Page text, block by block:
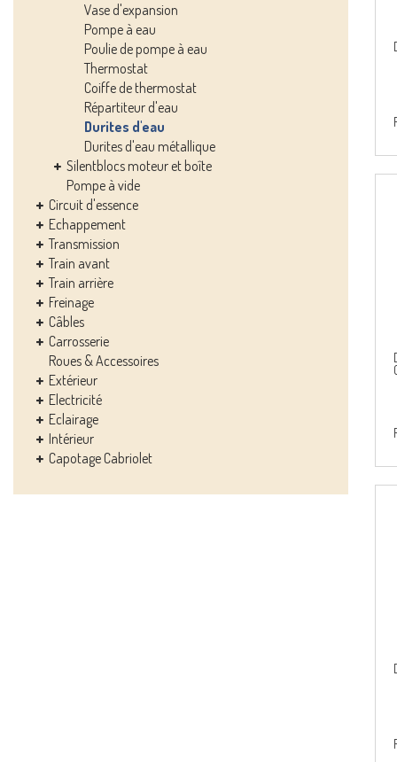
Vase d'expansion
Pompe à eau
Poulie de pompe à eau
Thermostat
Coiffe de thermostat
Répartiteur d'eau
Durites d'eau
Durites d'eau métallique
Silentblocs moteur et boîte
Pompe à vide
Circuit d'essence
Echappement
Transmission
Train avant
Train arrière
Freinage
Câbles
Carrosserie
Roues & Accessoires
Extérieur
Electricité
Eclairage
Intérieur
Capotage Cabriolet